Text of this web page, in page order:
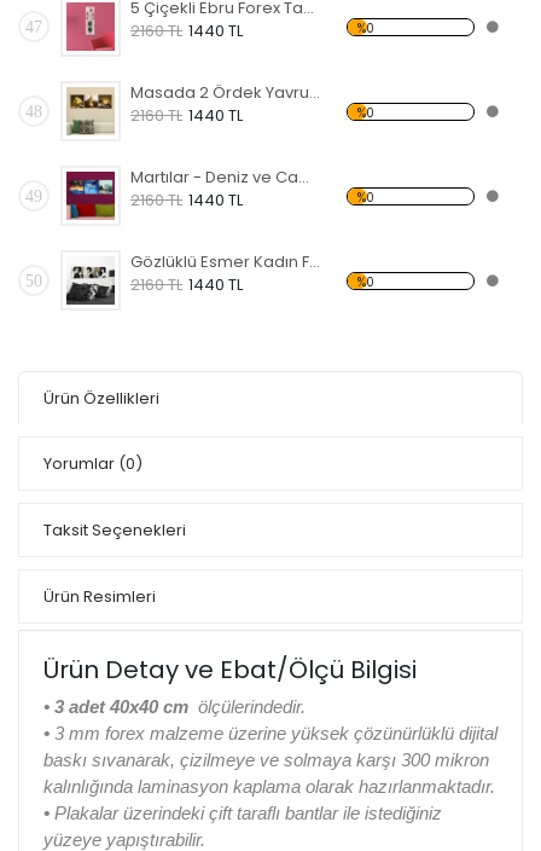
47
5 Çiçekli Ebru Forex Tablo
2160 TL 1440 TL %0
48
Masada 2 Ördek Yavrusu Forex Tablo
2160 TL 1440 TL %0
49
Martılar - Deniz ve Cami Forex Tablo
2160 TL 1440 TL %0
50
Gözlüklü Esmer Kadın Forex Tablo
2160 TL 1440 TL %0
Ürün Özellikleri
Yorumlar (0)
Taksit Seçenekleri
Ürün Resimleri
Ürün Detay ve Ebat/Ölçü Bilgisi
• 3 adet 40x40 cm ölçülerindedir.
• 3 mm forex malzeme üzerine yüksek çözünürlüklü dijital
baskı sıvanarak, çizilmeye ve solmaya karşı 300 mikron
kalınlığında laminasyon kaplama olarak hazırlanmaktadır.
• Plakalar üzerindeki çift taraflı bantlar ile istediğiniz
yüzeye yapıştırabilir.